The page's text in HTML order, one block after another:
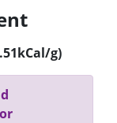
g)